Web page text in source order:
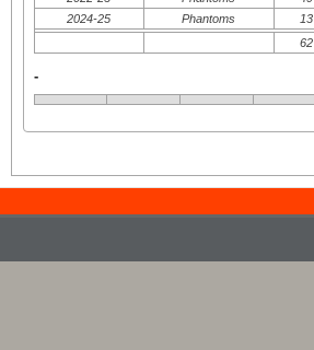
2024-25
Phantoms 13
62
-